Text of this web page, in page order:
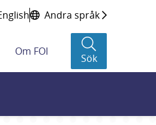
Andra språk
Om FOI
Sök